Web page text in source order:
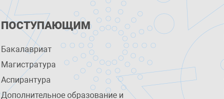
ПОСТУПАЮЩИМ
Бакалавриат
Магистратура
Аспирантура
Дополнительное образование и